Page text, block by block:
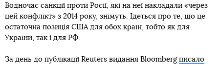
Водночас санкції проти Росії, які на неї накладали «через
цей конфлікт» з 2014 року, знімуть. Ідеться про те, що це
остаточна позиція США для обох країн, тобто як для
України, так і для РФ.
За день до публікації Reuters видання Bloomberg писало